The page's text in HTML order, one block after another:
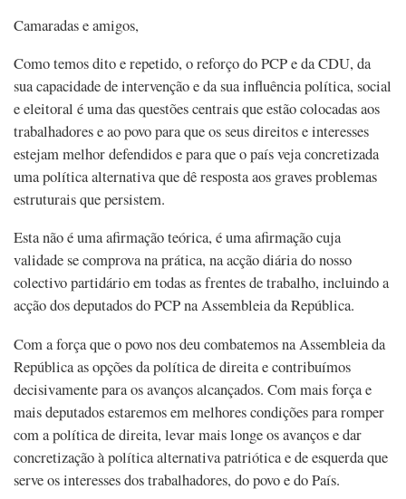
Camaradas e amigos,
Como temos dito e repetido, o reforço do PCP e da CDU, da
sua capacidade de intervenção e da sua influência política, social
e eleitoral é uma das questões centrais que estão colocadas aos
trabalhadores e ao povo para que os seus direitos e interesses
estejam melhor defendidos e para que o país veja concretizada
uma política alternativa que dê resposta aos graves problemas
estruturais que persistem.
Esta não é uma afirmação teórica, é uma afirmação cuja
validade se comprova na prática, na acção diária do nosso
colectivo partidário em todas as frentes de trabalho, incluindo a
acção dos deputados do PCP na Assembleia da República.
Com a força que o povo nos deu combatemos na Assembleia da
República as opções da política de direita e contribuímos
decisivamente para os avanços alcançados. Com mais força e
mais deputados estaremos em melhores condições para romper
com a política de direita, levar mais longe os avanços e dar
concretização à política alternativa patriótica e de esquerda que
serve os interesses dos trabalhadores, do povo e do País.